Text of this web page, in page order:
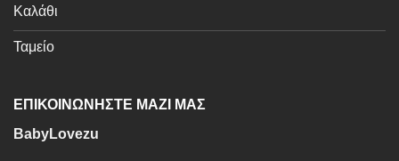
Καλάθι
Ταμείο
ΕΠΙΚΟΙΝΩΝΗΣΤΕ ΜΑΖΙ ΜΑΣ
BabyLovezu